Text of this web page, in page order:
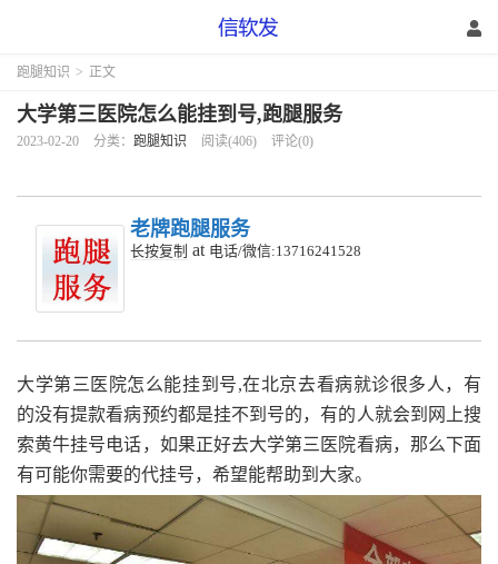
跑腿知识 > 正文
大学第三医院怎么能挂到号,跑腿服务
2023-02-20 分类： 跑腿知识 阅读(406) 评论(0)
老牌跑腿服务
长按复制 at 电话/微信:13716241528
大学第三医院怎么能挂到号,在北京去看病就诊很多人，有
的没有提款看病预约都是挂不到号的，有的人就会到网上搜
索黄牛挂号电话，如果正好去大学第三医院看病，那么下面
有可能你需要的代挂号，希望能帮助到大家。